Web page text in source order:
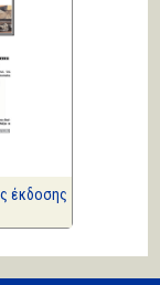
έκδοσης